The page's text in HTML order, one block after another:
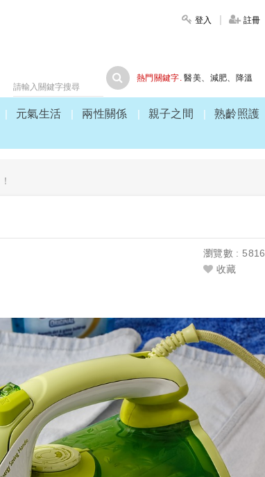
登入 註冊
熱門關鍵字. 醫美、 減肥、 降溫
元氣生活 兩性關係 親子之間 熟齡照護
瀏覽數 : 5816
收藏